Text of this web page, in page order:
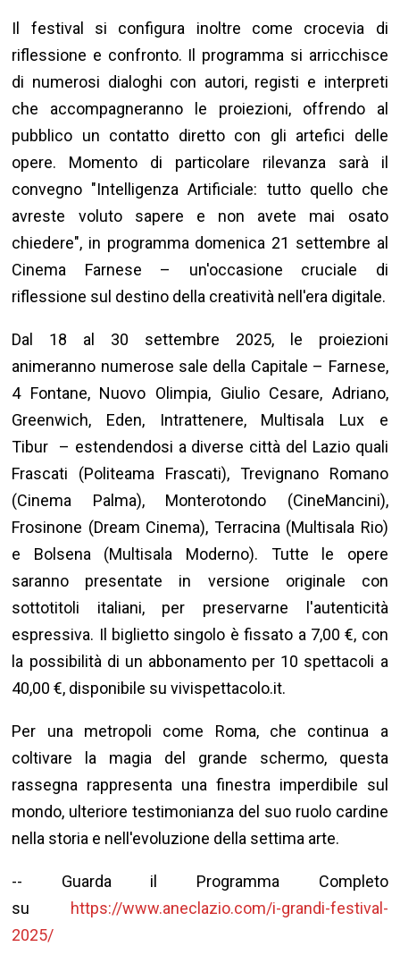
Il festival si configura inoltre come crocevia di
riflessione e confronto. Il programma si arricchisce
di numerosi dialoghi con autori, registi e interpreti
che accompagneranno le proiezioni, offrendo al
pubblico un contatto diretto con gli artefici delle
opere. Momento di particolare rilevanza sarà il
convegno "Intelligenza Artificiale: tutto quello che
avreste voluto sapere e non avete mai osato
chiedere", in programma domenica 21 settembre al
Cinema Farnese – un'occasione cruciale di
riflessione sul destino della creatività nell'era digitale.
Dal 18 al 30 settembre 2025, le proiezioni
animeranno numerose sale della Capitale – Farnese,
4 Fontane, Nuovo Olimpia, Giulio Cesare, Adriano,
Greenwich, Eden, Intrattenere, Multisala Lux e
Tibur
– estendendosi a diverse città del Lazio quali
Frascati (Politeama Frascati), Trevignano Romano
(Cinema Palma), Monterotondo (CineMancini),
Frosinone (Dream Cinema), Terracina (Multisala Rio)
e Bolsena (Multisala Moderno). Tutte le opere
saranno presentate in versione originale con
sottotitoli italiani, per preservarne l'autenticità
espressiva. Il biglietto singolo è fissato a 7,00 €, con
la possibilità di un abbonamento per 10 spettacoli a
40,00 €, disponibile su vivispettacolo.it.
Per una metropoli come Roma, che continua a
coltivare la magia del grande schermo, questa
rassegna rappresenta una finestra imperdibile sul
mondo, ulteriore testimonianza del suo ruolo cardine
nella storia e nell'evoluzione della settima arte.
-- Guarda il Programma Completo
su
https://www.aneclazio.com/i-grandi-festival-
2025/